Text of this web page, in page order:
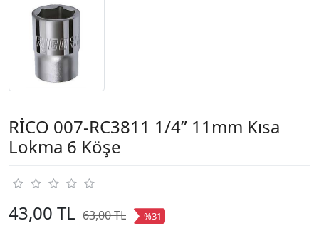
RİCO 007-RC3811 1/4” 11mm Kısa
Lokma 6 Köşe
43,00 TL 63,00 TL %31